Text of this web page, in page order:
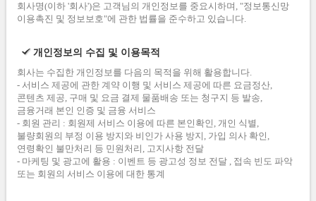
회사명(이하 '회사')은 고객님의 개인정보를 중요시하며, "정보통신망
이용촉진 및 정보보호"에 관한 법률을 준수하고 있습니다.
개인정보의 수집 및 이용목적
회사는 수집한 개인정보를 다음의 목적을 위해 활용합니다.
- 서비스 제공에 관한 계약 이행 및 서비스 제공에 따른 요금정산,
콘텐츠 제공, 구매 및 요금 결제 물품배송 또는 청구지 등 발송,
금융거래 본인 인증 및 금융 서비스
- 회원 관리 : 회원제 서비스 이용에 따른 본인확인, 개인 식별,
불량회원의 부정 이용 방지와 비인가 사용 방지, 가입 의사 확인,
연령확인 불만처리 등 민원처리, 고지사항 전달
- 마케팅 및 광고에 활용 : 이벤트 등 광고성 정보 전달 , 접속 빈도 파악
또는 회원의 서비스 이용에 대한 통계